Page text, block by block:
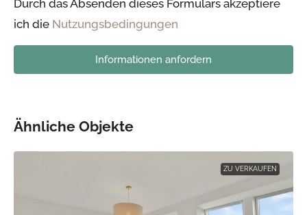
Durch das Absenden dieses Formulars akzeptiere
ich die Nutzungsbedingungen
Informationen anfordern
Ähnliche Objekte
ZU VERKAUFEN